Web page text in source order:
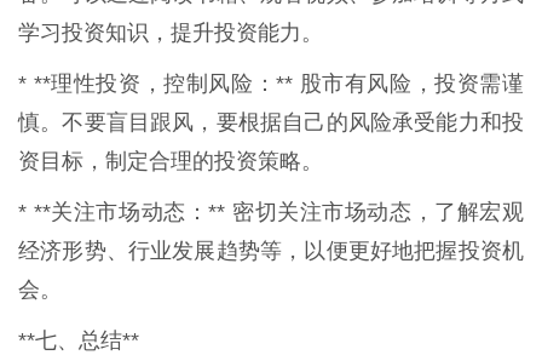
学习投资知识，提升投资能力。
* **理性投资，控制风险：** 股市有风险，投资需谨
慎。不要盲目跟风，要根据自己的风险承受能力和投
资目标，制定合理的投资策略。
* **关注市场动态：** 密切关注市场动态，了解宏观
经济形势、行业发展趋势等，以便更好地把握投资机
会。
**七、总结**